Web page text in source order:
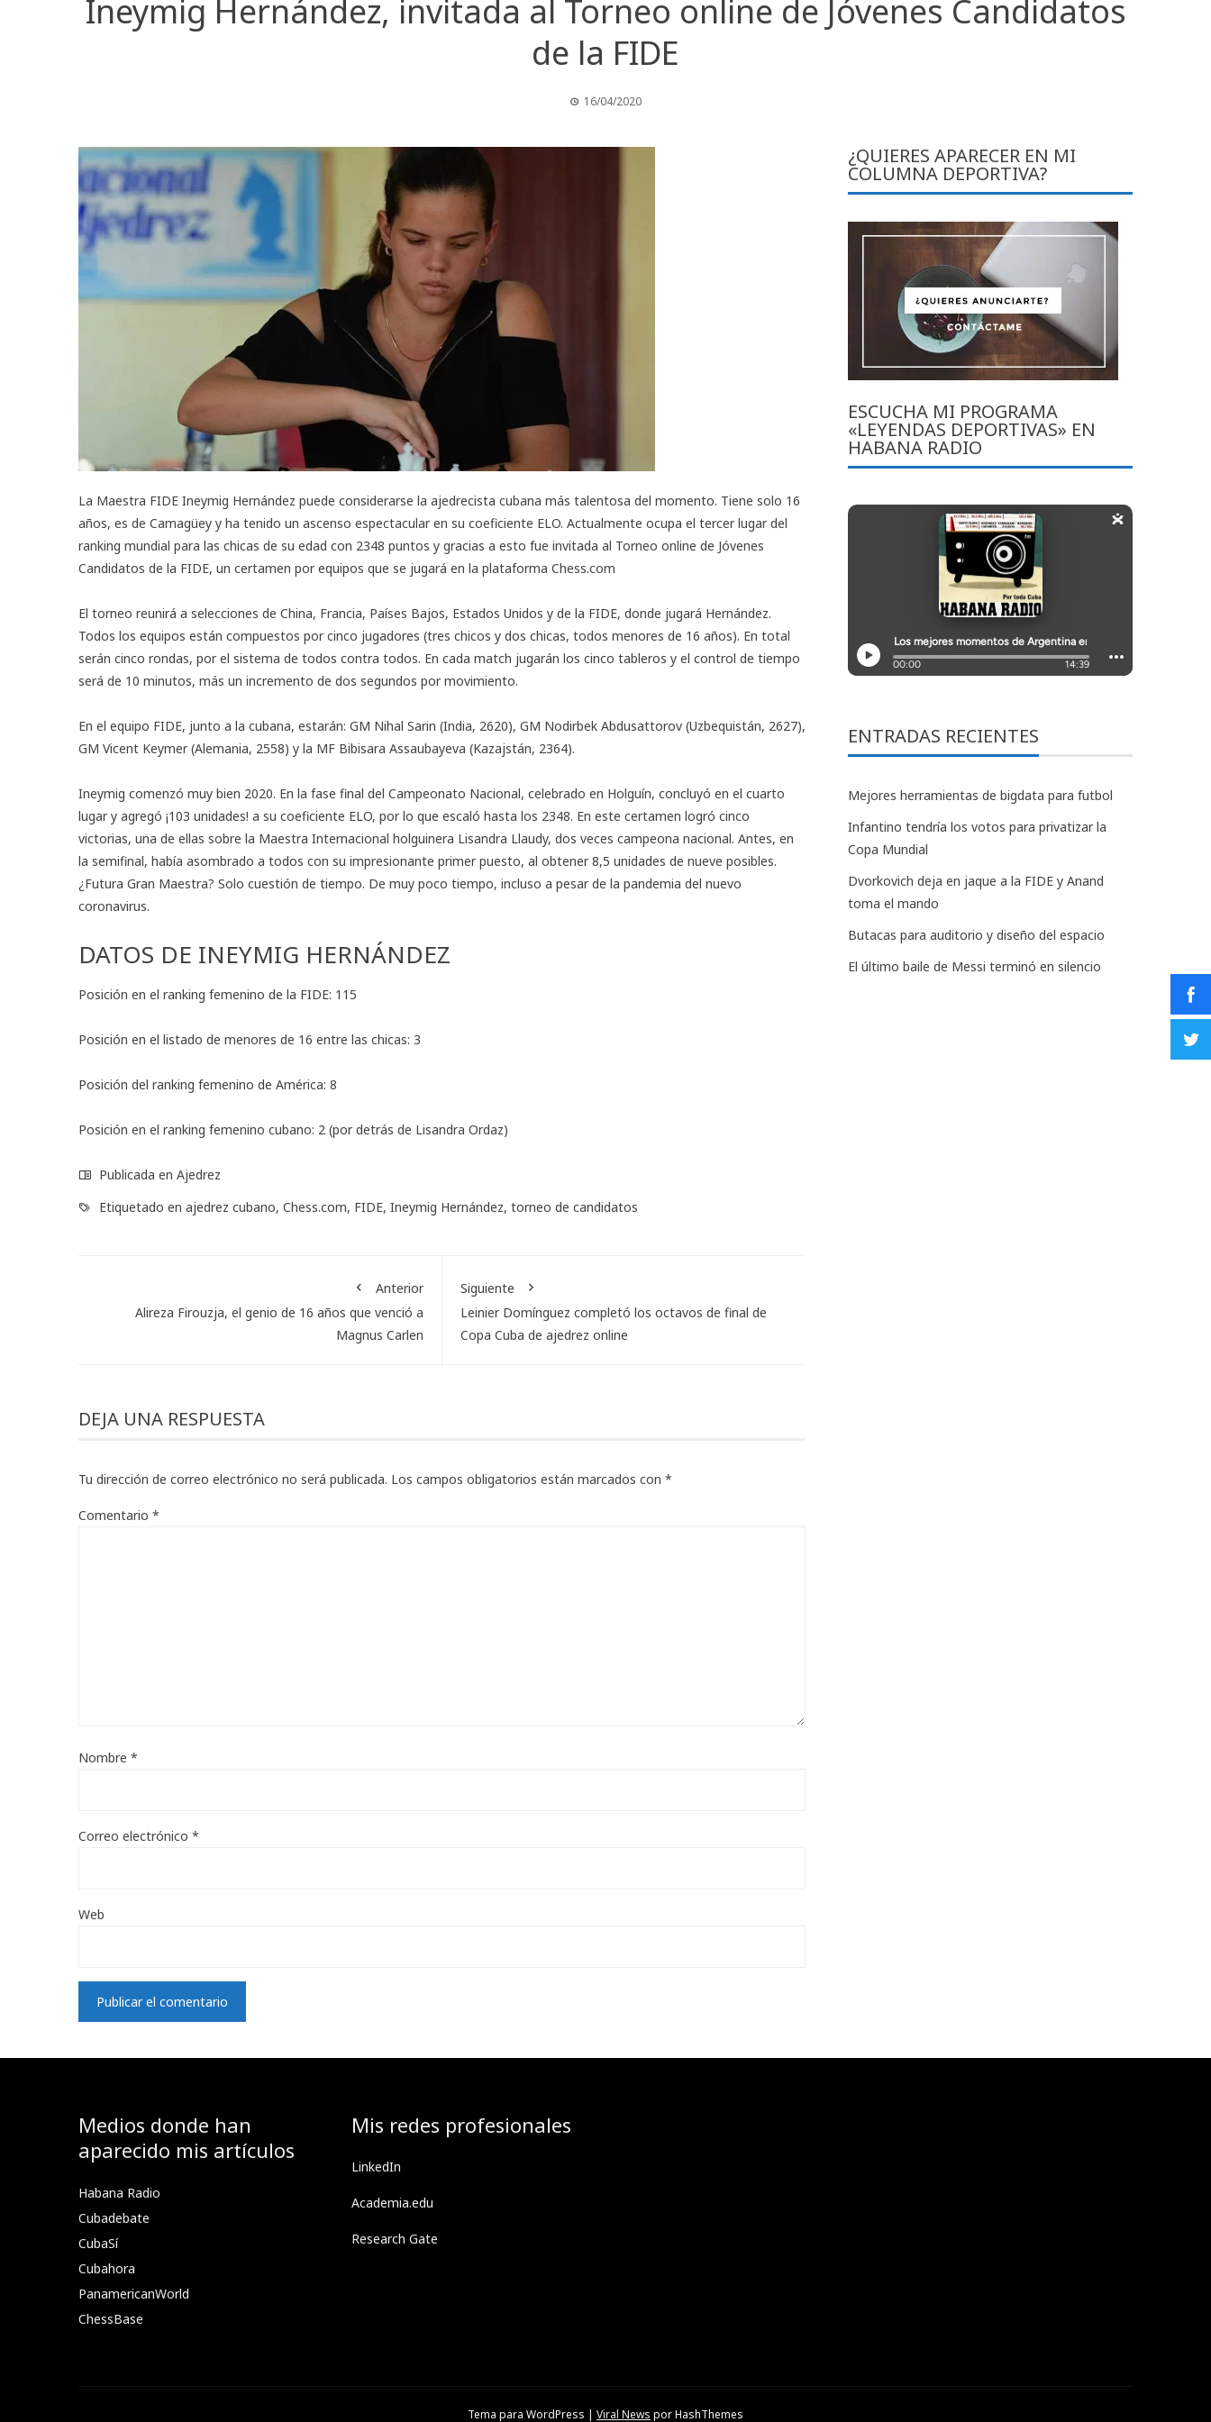
Ineymig Hernández, invitada al Torneo online de Jóvenes Candidatos
de la FIDE
16/04/2020
La Maestra FIDE Ineymig Hernández puede considerarse la ajedrecista cubana más talentosa del momento. Tiene solo 16
años, es de Camagüey y ha tenido un ascenso espectacular en su coeficiente ELO. Actualmente ocupa el tercer lugar del
ranking mundial para las chicas de su edad con 2348 puntos y gracias a esto fue invitada al Torneo online de Jóvenes
Candidatos de la FIDE, un certamen por equipos que se jugará en la plataforma Chess.com
El torneo reunirá a selecciones de China, Francia, Países Bajos, Estados Unidos y de la FIDE, donde jugará Hernández.
Todos los equipos están compuestos por cinco jugadores (tres chicos y dos chicas, todos menores de 16 años). En total
serán cinco rondas, por el sistema de todos contra todos. En cada match jugarán los cinco tableros y el control de tiempo
será de 10 minutos, más un incremento de dos segundos por movimiento.
En el equipo FIDE, junto a la cubana, estarán: GM Nihal Sarin (India, 2620), GM Nodirbek Abdusattorov (Uzbequistán, 2627),
GM Vicent Keymer (Alemania, 2558) y la MF Bibisara Assaubayeva (Kazajstán, 2364).
Ineymig comenzó muy bien 2020. En la fase final del Campeonato Nacional, celebrado en Holguín, concluyó en el cuarto
lugar y agregó ¡103 unidades! a su coeficiente ELO, por lo que escaló hasta los 2348. En este certamen logró cinco
victorias, una de ellas sobre la Maestra Internacional holguinera Lisandra Llaudy, dos veces campeona nacional. Antes, en
la semifinal, había asombrado a todos con su impresionante primer puesto, al obtener 8,5 unidades de nueve posibles.
¿Futura Gran Maestra? Solo cuestión de tiempo. De muy poco tiempo, incluso a pesar de la pandemia del nuevo
coronavirus.
DATOS DE INEYMIG HERNÁNDEZ
Posición en el ranking femenino de la FIDE: 115
Posición en el listado de menores de 16 entre las chicas: 3
Posición del ranking femenino de América: 8
Posición en el ranking femenino cubano: 2 (por detrás de Lisandra Ordaz)
Publicada en Ajedrez
Etiquetado en ajedrez cubano, Chess.com, FIDE, Ineymig Hernández, torneo de candidatos
Anterior
Alireza Firouzja, el genio de 16 años que venció a
Magnus Carlen
Siguiente
Leinier Domínguez completó los octavos de final de
Copa Cuba de ajedrez online
DEJA UNA RESPUESTA
Tu dirección de correo electrónico no será publicada. Los campos obligatorios están marcados con *
Comentario *
Nombre *
Correo electrónico *
Web
¿QUIERES APARECER EN MI
COLUMNA DEPORTIVA?
ESCUCHA MI PROGRAMA
«LEYENDAS DEPORTIVAS» EN
HABANA RADIO
ENTRADAS RECIENTES
Mejores herramientas de bigdata para futbol
Infantino tendría los votos para privatizar la
Copa Mundial
Dvorkovich deja en jaque a la FIDE y Anand
toma el mando
Butacas para auditorio y diseño del espacio
El último baile de Messi terminó en silencio
Medios donde han
aparecido mis artículos
Habana Radio
Cubadebate
CubaSí
Cubahora
PanamericanWorld
ChessBase
Mis redes profesionales
LinkedIn
Academia.edu
Research Gate
Tema para WordPress | Viral News por HashThemes